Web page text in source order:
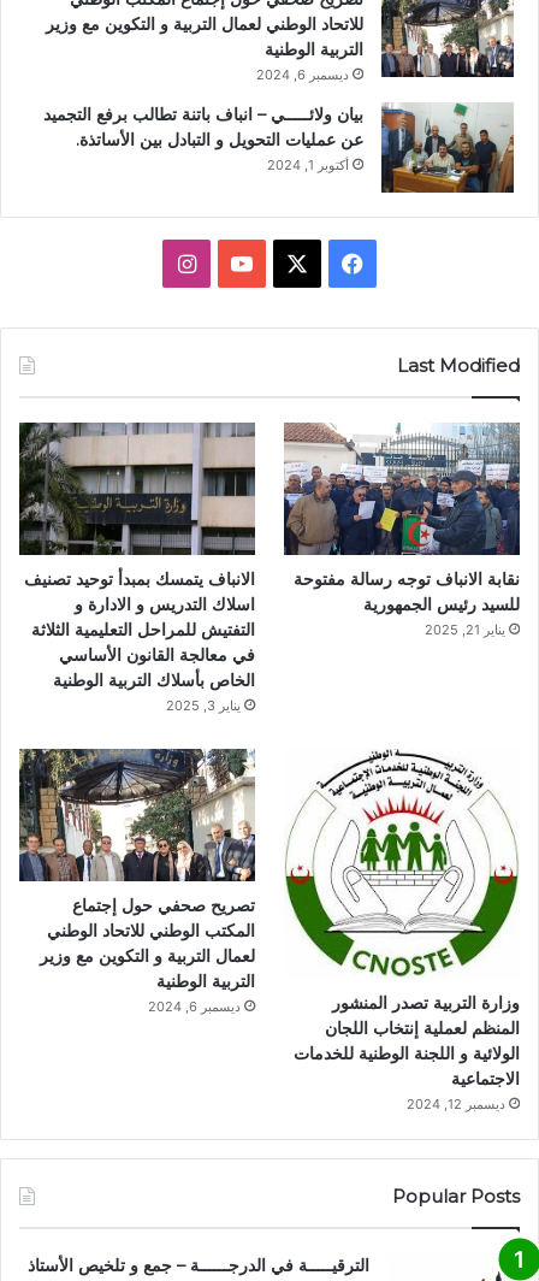
للاتحاد الوطني لعمال التربية و التكوين مع وزير
التربية الوطنية
ديسمبر 6, 2024
بيان ولائـــــي – انباف باتنة تطالب برفع التجميد
عن عمليات التحويل و التبادل بين الأساتذة.
أكتوبر 1, 2024
فيسبوك يوتيوبانستقرام
Last Modified
نقابة الانباف توجه رسالة مفتوحة
للسيد رئيس الجمهورية
يناير 21, 2025
الانباف يتمسك بمبدأ توحيد تصنيف
اسلاك التدريس و الادارة و
التفتيش للمراحل التعليمية الثلاثة
في معالجة القانون الأساسي
الخاص بأسلاك التربية الوطنية
يناير 3, 2025
وزارة التربية تصدر المنشور
المنظم لعملية إنتخاب اللجان
الولائية و اللجنة الوطنية للخدمات
الاجتماعية
ديسمبر 12, 2024
تصريح صحفي حول إجتماع
المكتب الوطني للاتحاد الوطني
لعمال التربية و التكوين مع وزير
التربية الوطنية
ديسمبر 6, 2024
Popular Posts
الترقيـــــة في الدرجــــــة – جمع و تلخيص الأستاذ